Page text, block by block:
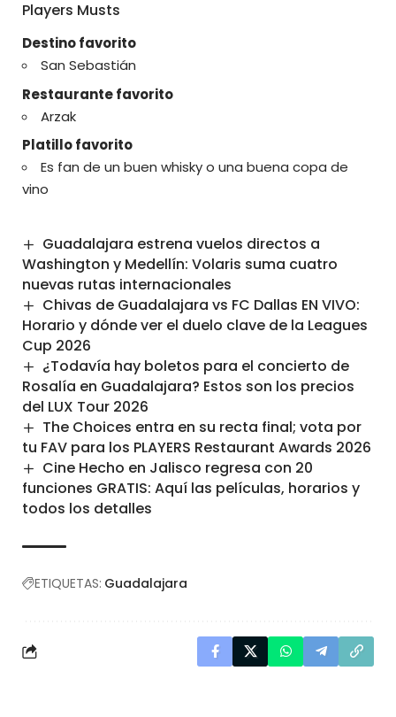
Players Musts
Destino favorito
San Sebastián
Restaurante favorito
Arzak
Platillo favorito
Es fan de un buen whisky o una buena copa de
vino
Guadalajara estrena vuelos directos a
Washington y Medellín: Volaris suma cuatro
nuevas rutas internacionales
Chivas de Guadalajara vs FC Dallas EN VIVO:
Horario y dónde ver el duelo clave de la Leagues
Cup 2026
¿Todavía hay boletos para el concierto de
Rosalía en Guadalajara? Estos son los precios
del LUX Tour 2026
The Choices entra en su recta final; vota por
tu FAV para los PLAYERS Restaurant Awards 2026
Cine Hecho en Jalisco regresa con 20
funciones GRATIS: Aquí las películas, horarios y
todos los detalles
ETIQUETAS: Guadalajara